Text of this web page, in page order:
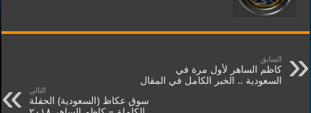
السابق
كاظم الساهر لأول مرة في
السعودية .. الخبر الكامل في المقال
التالي
سوق عكاظ (السعودية) الحفلة